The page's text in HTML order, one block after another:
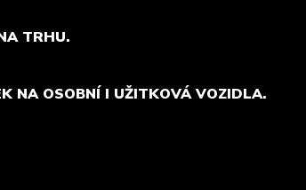
TRHU.
NA OSOBNÍ I UŽITKOVÁ VOZIDLA.